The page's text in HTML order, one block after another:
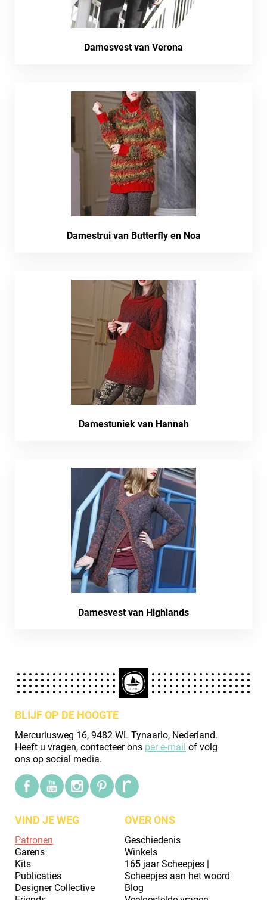
Damesvest van Verona
Damestrui van Butterfly en Noa
Damestuniek van Hannah
Damesvest van Highlands
BLIJF OP DE HOOGTE
Mercuriusweg 16, 9482 WL Tynaarlo, Nederland.
Heeft u vragen, contacteer ons per e-mail of volg
ons op social media.
VIND JE WEG
Patronen
Garens
Kits
Publicaties
Designer Collective
OVER ONS
Geschiedenis
Winkels
165 jaar Scheepjes |
Scheepjes aan het woord
Blog